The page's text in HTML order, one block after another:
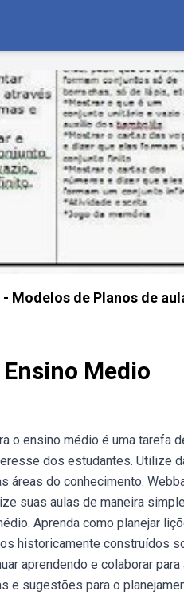
Modelos de Planos de
Medio
o ensino médio é uma tarefa
dos estudantes. Utilize
áreas do conhecimento.
suas aulas de maneira
Aprenda como planejar
historicamente construídos
aprendendo e colaborar
e sugestões para o